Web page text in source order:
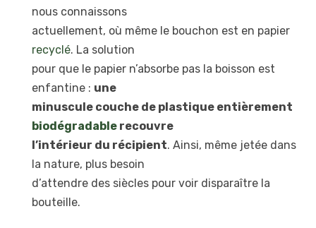
nous connaissons
actuellement, où même le bouchon est en papier
recyclé. La solution
pour que le papier n’absorbe pas la boisson est
enfantine : une
minuscule couche de plastique entièrement
biodégradable recouvre
l’intérieur du récipient. Ainsi, même jetée dans
la nature, plus besoin
d’attendre des siècles pour voir disparaître la
bouteille.